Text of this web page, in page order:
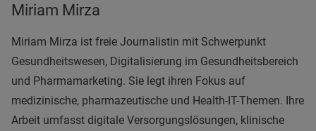
Miriam Mirza
Miriam Mirza ist freie Journalistin mit Schwerpunkt
Gesundheitswesen, Digitalisierung im Gesundheitsbereich
und Pharmamarketing. Sie legt ihren Fokus auf
medizinische, pharmazeutische und Health-IT-Themen. Ihre
Arbeit umfasst digitale Versorgungslösungen, klinische